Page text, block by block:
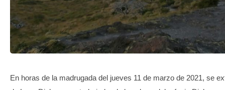
En horas de la madrugada del jueves 11 de marzo de 2021, se